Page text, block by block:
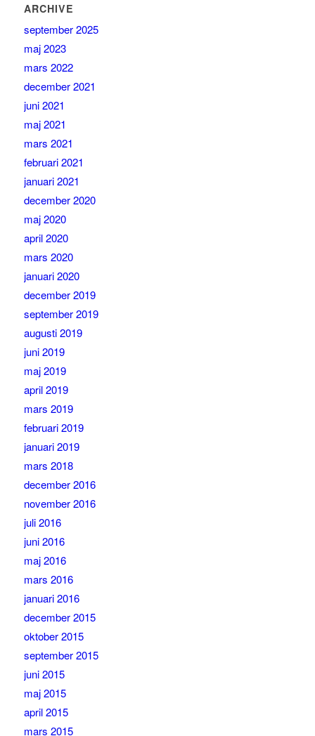
ARCHIVE
september 2025
maj 2023
mars 2022
december 2021
juni 2021
maj 2021
mars 2021
februari 2021
januari 2021
december 2020
maj 2020
april 2020
mars 2020
januari 2020
december 2019
september 2019
augusti 2019
juni 2019
maj 2019
april 2019
mars 2019
februari 2019
januari 2019
mars 2018
december 2016
november 2016
juli 2016
juni 2016
maj 2016
mars 2016
januari 2016
december 2015
oktober 2015
september 2015
juni 2015
maj 2015
april 2015
mars 2015